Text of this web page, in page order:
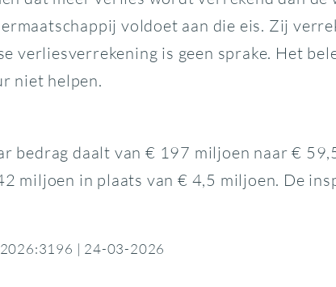
voldoet aan die eis. Zij
verliesverrekening is geen sprake. Het
niet helpen.
bedrag daalt van € 197 miljoen naar €
miljoen in plaats van € 4,5 miljoen. De
| 24-03-2026